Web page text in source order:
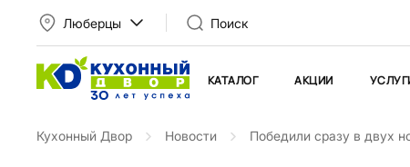
Люберцы Поиск
КАТАЛОГ АКЦИИ
Кухонный Двор Новости Победили сразу в двух